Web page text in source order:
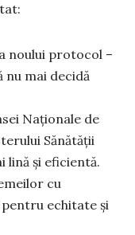
noului protocol –
nu mai decidă
Naționale de
Sănătății
lină și eficientă.
cu
echitate și